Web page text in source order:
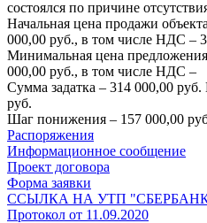
состоялся по причине
Начальная цена продажи
000,00 руб., в том числе НДС –
Минимальная цена
000,00 руб., в том числе НДС
Сумма задатка – 314 000,00
руб.
Шаг понижения – 157 000,00
Распоряжения
Информационное сообщение
Проект договора
Форма заявки
ССЫЛКА НА УТП
Протокол от 11.09.2020